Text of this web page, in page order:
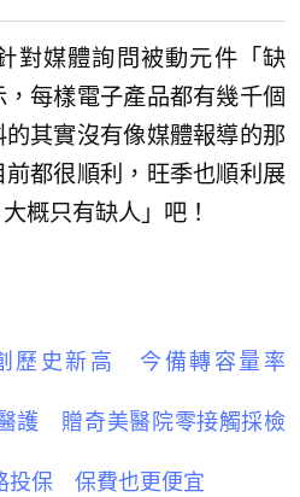
對媒體詢問被動元件「缺
每樣電子產品都有幾千個
其實沒有像媒體報導的那
都很順利，旺季也順利展
概只有缺人」吧！
歷史新高 今備轉容量率
護 贈奇美醫院零接觸採檢
投保 保費也更便宜